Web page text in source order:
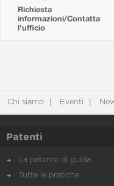
Richiesta
informazioni/Contatta
l'ufficio
Chi siamo Eventi
Patenti
La patente di guida
Tutte le pratiche